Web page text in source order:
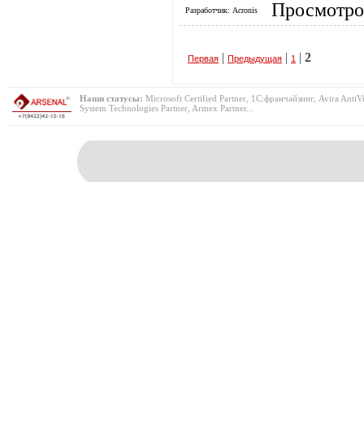
Разработчик: Acronis
Первая | Предыдущая | 1 | 2
Наши статусы: Microsoft Certified Partner, 1С:франчайзинг, Avira
System Technologies Partner, Armex Partner...